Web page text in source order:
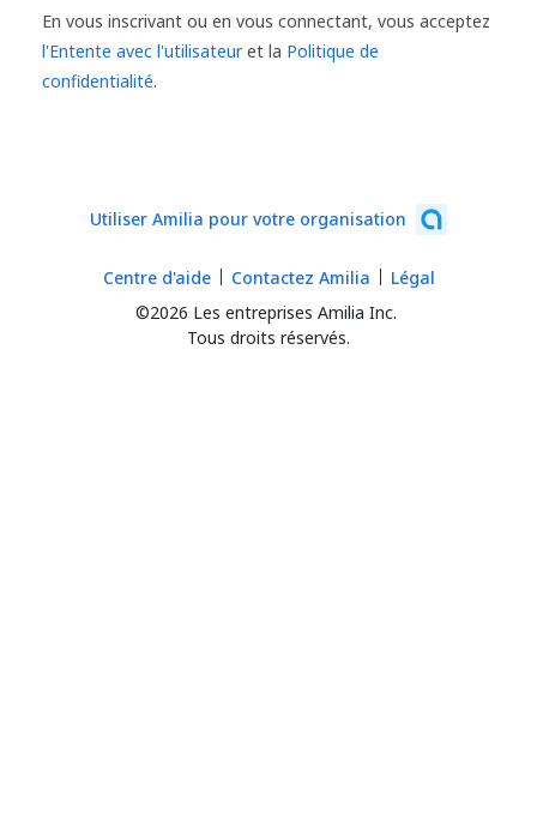
En vous inscrivant ou en vous connectant, vous acceptez
l'Entente avec l'utilisateuret la Politique de
confidentialité.
Utiliser Amilia pour votre organisation
©2026 Les entreprises Amilia Inc.
Tous droits réservés.
Centre d'aide Contactez Amilia Légal